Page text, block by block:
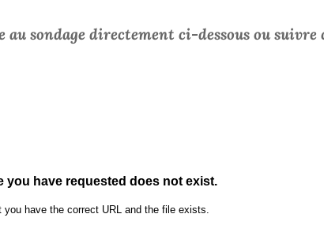
au sondage directement ci-dessous ou